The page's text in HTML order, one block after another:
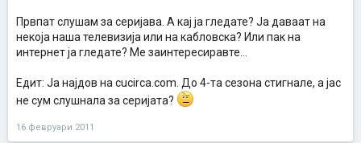
Првпат слушам за серијава. А кај ја гледате? Ја даваат на
некоја наша телевизија или на кабловска? Или пак на
интернет ја гледате? Ме заинтересиравте...
Едит: Ја најдов на cucirca.com. До 4-та сезона стигнале, а јас
не сум слушнала за серијата?
16 февруари 2011